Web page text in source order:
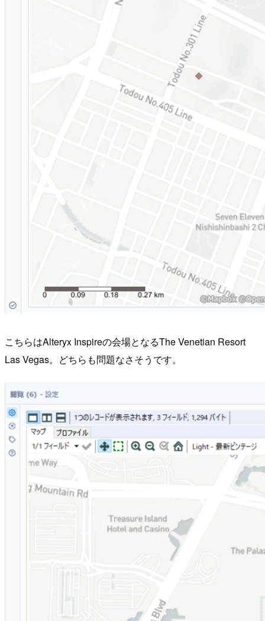
こちらはAlteryx Inspireの会場となるThe Venetian Resort
Las Vegas。どちらも問題なさそうです。